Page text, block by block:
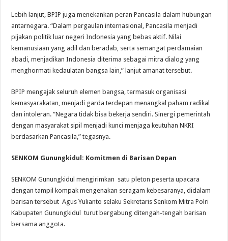
Lebih lanjut, BPIP juga menekankan peran Pancasila dalam hubungan
antarnegara. “Dalam pergaulan internasional, Pancasila menjadi
pijakan politik luar negeri Indonesia yang bebas aktif. Nilai
kemanusiaan yang adil dan beradab, serta semangat perdamaian
abadi, menjadikan Indonesia diterima sebagai mitra dialog yang
menghormati kedaulatan bangsa lain,” lanjut amanat tersebut.
BPIP mengajak seluruh elemen bangsa, termasuk organisasi
kemasyarakatan, menjadi garda terdepan menangkal paham radikal
dan intoleran. “Negara tidak bisa bekerja sendiri. Sinergi pemerintah
dengan masyarakat sipil menjadi kunci menjaga keutuhan NKRI
berdasarkan Pancasila,” tegasnya.
SENKOM Gunungkidul: Komitmen di Barisan Depan
SENKOM Gunungkidul mengirimkan satu pleton peserta upacara
dengan tampil kompak mengenakan seragam kebesaranya, didalam
barisan tersebut Agus Yulianto selaku Sekretaris Senkom Mitra Polri
Kabupaten Gunungkidul turut bergabung ditengah-tengah barisan
bersama anggota.